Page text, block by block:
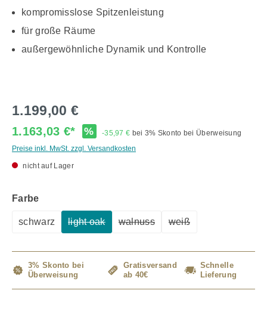
kompromisslose Spitzenleistung
für große Räume
außergewöhnliche Dynamik und Kontrolle
1.199,00 €
1.163,03 €* % -35,97 € bei 3% Skonto bei Überweisung
Preise inkl. MwSt. zzgl. Versandkosten
nicht auf Lager
Farbeauswählen
schwarz light oak walnuss weiß
3% Skonto bei
Überweisung
Gratisversand
ab 40€
Schnelle
Lieferung